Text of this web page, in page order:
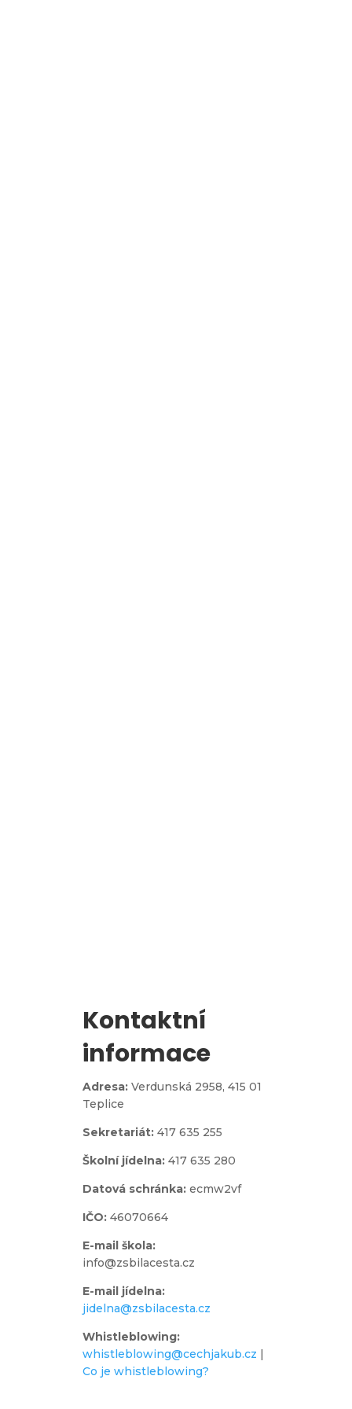
Kontaktní
informace
Adresa: Verdunská 2958, 415 01
Teplice
Sekretariát: 417 635 255
Školní jídelna: 417 635 280
Datová schránka: ecmw2vf
IČO: 46070664
E-mail škola:
info@zsbilacesta.cz
E-mail jídelna:
jidelna@zsbilacesta.cz
Whistleblowing:
whistleblowing@cechjakub.cz |
Co je whistleblowing?